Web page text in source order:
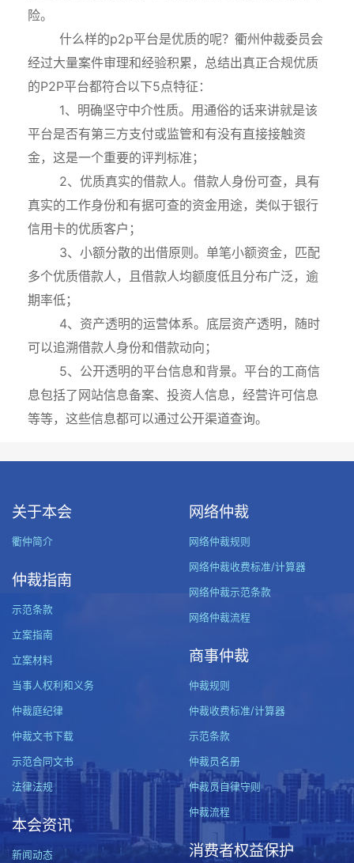
险。
什么样的p2p平台是优质的呢？衢州仲裁委员会
经过大量案件审理和经验积累，总结出真正合规优质
的P2P平台都符合以下5点特征：
1、明确坚守中介性质。用通俗的话来讲就是该
平台是否有第三方支付或监管和有没有直接接触资
金，这是一个重要的评判标准；
2、优质真实的借款人。借款人身份可查，具有
真实的工作身份和有据可查的资金用途，类似于银行
信用卡的优质客户；
3、小额分散的出借原则。单笔小额资金，匹配
多个优质借款人，且借款人均额度低且分布广泛，逾
期率低；
4、资产透明的运营体系。底层资产透明，随时
可以追溯借款人身份和借款动向；
5、公开透明的平台信息和背景。平台的工商信
息包括了网站信息备案、投资人信息，经营许可信息
等等，这些信息都可以通过公开渠道查询。
关于本会
衢仲简介
仲裁指南
示范条款
立案指南
立案材料
当事人权利和义务
仲裁庭纪律
仲裁文书下载
示范合同文书
法律法规
本会资讯
新闻动态
网络仲裁
网络仲裁规则
网络仲裁收费标准/计算器
网络仲裁示范条款
网络仲裁流程
商事仲裁
仲裁规则
仲裁收费标准/计算器
示范条款
仲裁员名册
仲裁员自律守则
仲裁流程
消费者权益保护